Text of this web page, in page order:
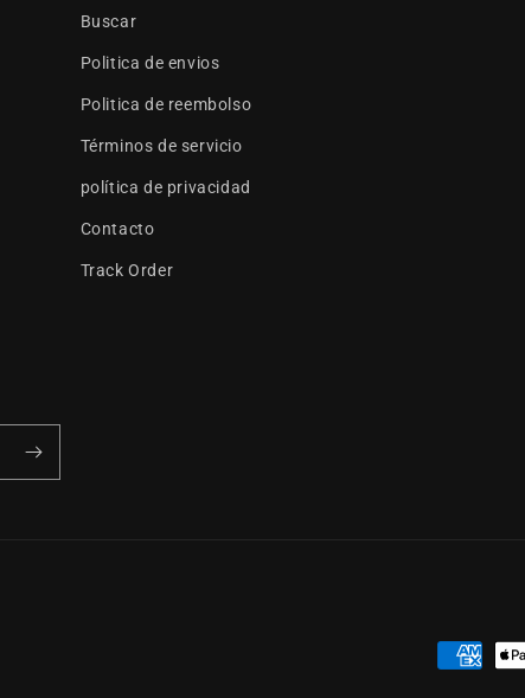
Buscar
Politica de envios
Politica de reembolso
Términos de servicio
política de privacidad
Contacto
Track Order
Formas